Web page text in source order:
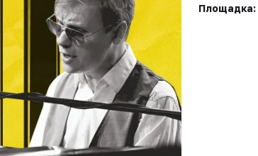
Площадка: